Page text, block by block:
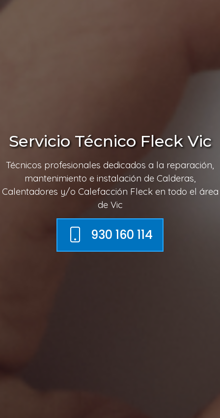
Servicio Técnico Fleck Vic
Técnicos profesionales dedicados a la reparación,
mantenimiento e instalación de Calderas,
Calentadores y/o Calefacción Fleck en todo el área
de Vic
930 160 114